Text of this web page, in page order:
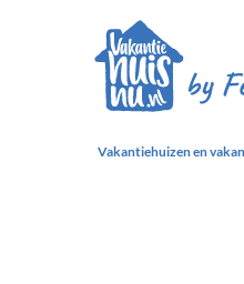
Vakantiehuizen en